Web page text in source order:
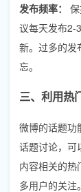
发布频率：
议每天发布2-
新。过多的发
忘。
三、利用热
微博的话题功
话题讨论，可
内容相关的热
多用户的关注